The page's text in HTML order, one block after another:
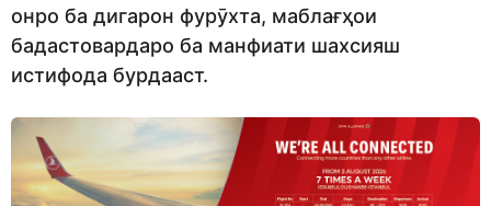
онро ба дигарон фурӯхта, маблағҳои
бадастовардаро ба манфиати шахсияш
истифода бурдааст.